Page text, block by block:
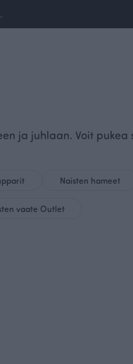
ja juhlaan. Voit
Naisten hameet
vaate Outlet